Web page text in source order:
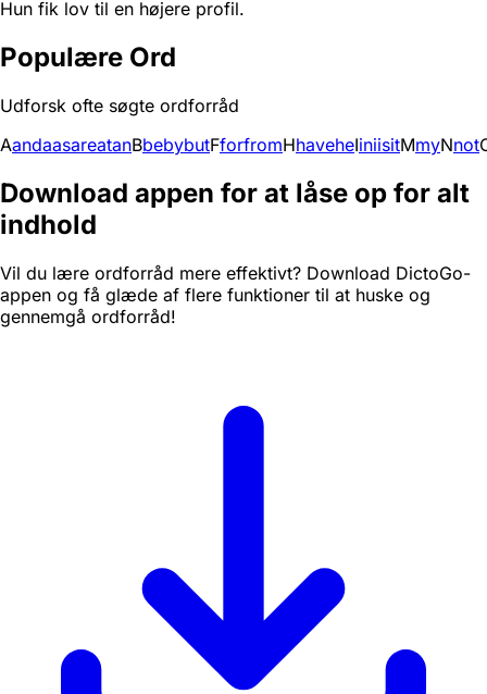
Hun fik lov til en højere profil.
Populære Ord
Udforsk ofte søgte ordforråd
AandaasareatanBbebybutFforfromHhaveheIiniisitMmyNnot
Download appen for at låse op for alt
indhold
Vil du lære ordforråd mere effektivt? Download DictoGo-
appen og få glæde af flere funktioner til at huske og
gennemgå ordforråd!